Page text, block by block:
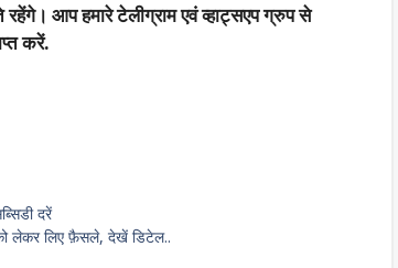
आप हमारे टेलीग्राम एवं व्हाट्सएप ग्रुप से
करें.
दरें
को लेकर लिए फ़ैसले, देखें डिटेल..